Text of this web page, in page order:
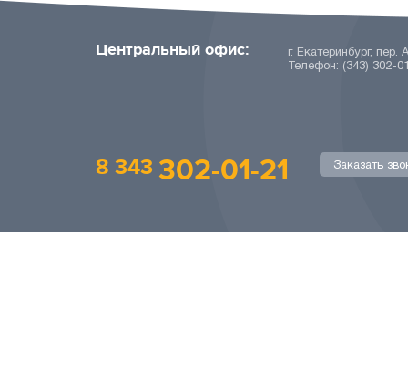
Центральный офис:
г. Екатеринбург,
Телефон: (343) 302-
8 343 302-01-21 Заказать